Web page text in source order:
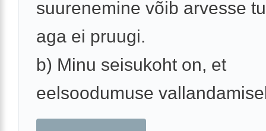
suurenemine võib arvesse
aga ei pruugi.
b) Minu seisukoht on, et
eelsoodumuse